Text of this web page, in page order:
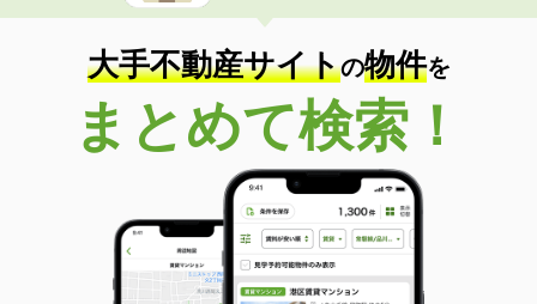
大手不動産サイトの物件を
まとめて検索！